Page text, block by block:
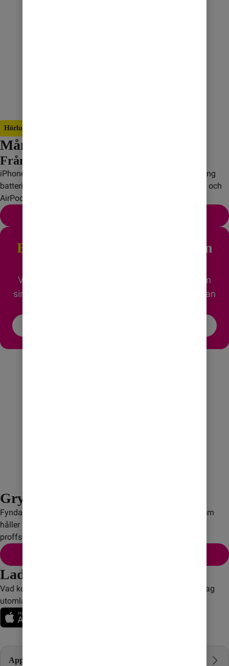
Hörlurar på köpet
Månadens iPhone
Från 519 kr/mån med abonnemang
iPhone 17 – kraftfull prestanda med effektivt A19-chip, lång
batteritid och grym kamera. Just nu till riktigt schysst pris och
AirPods 4 på köpet!
Extra rabatt
när du byter in din
Våra kunder sparar i snitt 1600 kr när de byter in
sin gamla mobil mot en ny. Se vilken rabatt du kan
Grymma deals på iPhone
Fynda din nya Apple iPhone! Slitstark design, batteritid som
håller länge och ett kraftfullt kamerasystem för bilder i
proffsklass.
Ladda ner vår app!
Vad kostar det? Hur mycket surf har jag kvar? Hur ringer jag
utomlands? Med Comviqs app får du full koll.
Apple iPhone